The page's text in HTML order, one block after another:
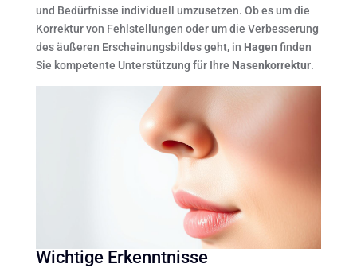
und Bedürfnisse individuell umzusetzen. Ob es um die
Korrektur von Fehlstellungen oder um die Verbesserung
des äußeren Erscheinungsbildes geht, in Hagen finden
Sie kompetente Unterstützung für Ihre Nasenkorrektur.
Wichtige Erkenntnisse